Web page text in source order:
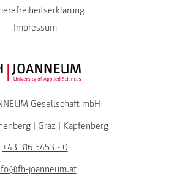
Impressum
FH JOANNEUM Logo
Gesellschaft mbH
| Graz | Kapfenberg
+43 316 5453 - 0
joanneum.at